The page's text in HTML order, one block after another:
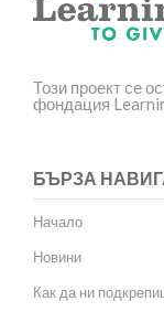
Този проект се
фондация
БЪРЗА
Начало
Новини
Как да ни